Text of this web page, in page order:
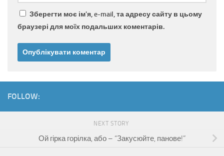
Зберегти моє ім'я, e-mail, та адресу сайту в цьому
браузері для моїх подальших коментарів.
FOLLOW:
NEXT STORY
Ой гірка горілка, або – “Закусюйте, панове!”